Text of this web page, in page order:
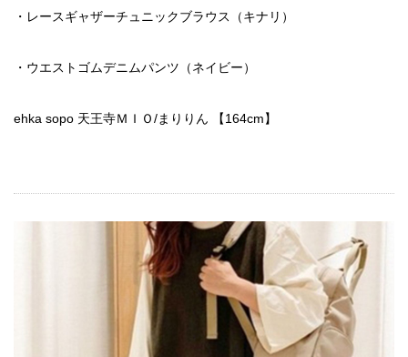
・レースギャザーチュニックブラウス（キナリ）
・ウエストゴムデニムパンツ（ネイビー）
ehka sopo 天王寺ＭＩＯ/まりりん 【164cm】